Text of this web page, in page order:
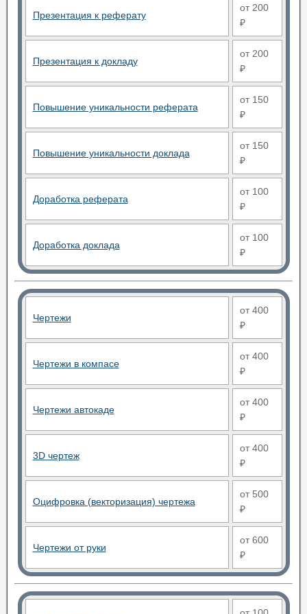
Презентация к реферату
от 200
₽
Презентация к докладу
от 200
₽
Повышение уникальности реферата
от 150
₽
Повышение уникальности доклада
от 150
₽
Доработка реферата
от 100
₽
Доработка доклада
от 100
₽
Чертежи
от 400
₽
Чертежи в компасе
от 400
₽
Чертежи автокаде
от 400
₽
3D чертеж
от 400
₽
Оцифровка (векторизация) чертежа
от 500
₽
Чертежи от руки
от 600
₽